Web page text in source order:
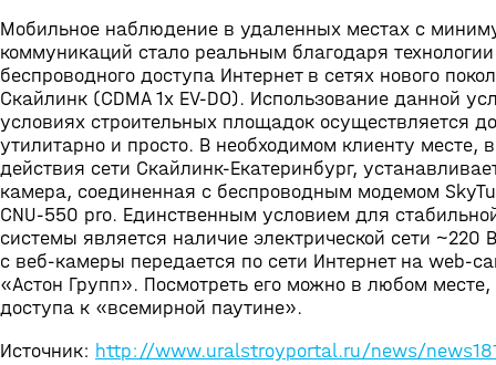
Мобильное наблюдение в удаленных местах с
коммуникаций стало реальным благодаря технологии
беспроводного доступа Интернет в сетях нового
Скайлинк (CDMA 1x EV-DO). Использование данной
условиях строительных площадок осуществляется
утилитарно и просто. В необходимом клиенту месте,
действия сети Скайлинк-Екатеринбург,
камера, соединенная с беспроводным модемом
CNU-550 pro. Единственным условием для
системы является наличие электрической сети ~220
с веб-камеры передается по сети Интернет на web-
«Астон Групп». Посмотреть его можно в любом месте,
доступа к «всемирной паутине».
Источник: http://www.uralstroyportal.ru/news/